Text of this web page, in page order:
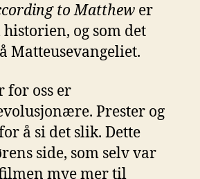
to Matthew er
og som det
Matteusevangeliet.
for oss er
Prester og
å si det slik. Dette
side, som selv var
mye mer til